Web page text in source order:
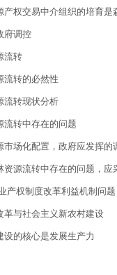
交易中介组织的培育是
府调控
转
转的必然性
转现状分析
转中存在的问题
场化配置，政府应发挥的
源流转中存在的问题，应
产权制度改革利益机制问题
与社会主义新农村建设
的核心是发展生产力